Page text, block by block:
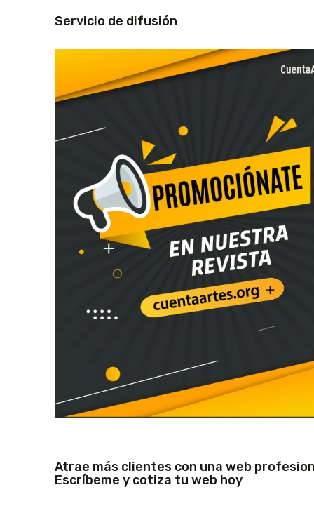
Servicio de difusión
Atrae más clientes con una web
Escríbeme y cotiza tu web hoy